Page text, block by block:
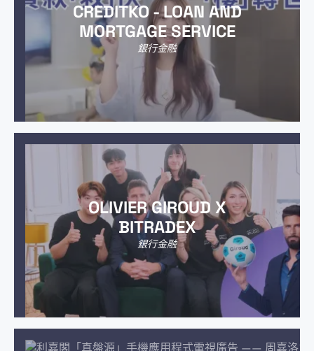
CREDITKO - LOAN AND
MORTGAGE SERVICE
銀行金融
OLIVIER GIROUD X
BITRADEX
銀行金融